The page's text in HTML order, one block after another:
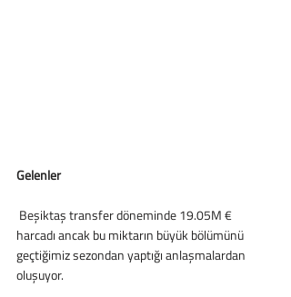
Gelenler
harcadı ancak bu miktarın büyük bölümünü
geçtiğimiz sezondan yaptığı anlaşmalardan
oluşuyor.